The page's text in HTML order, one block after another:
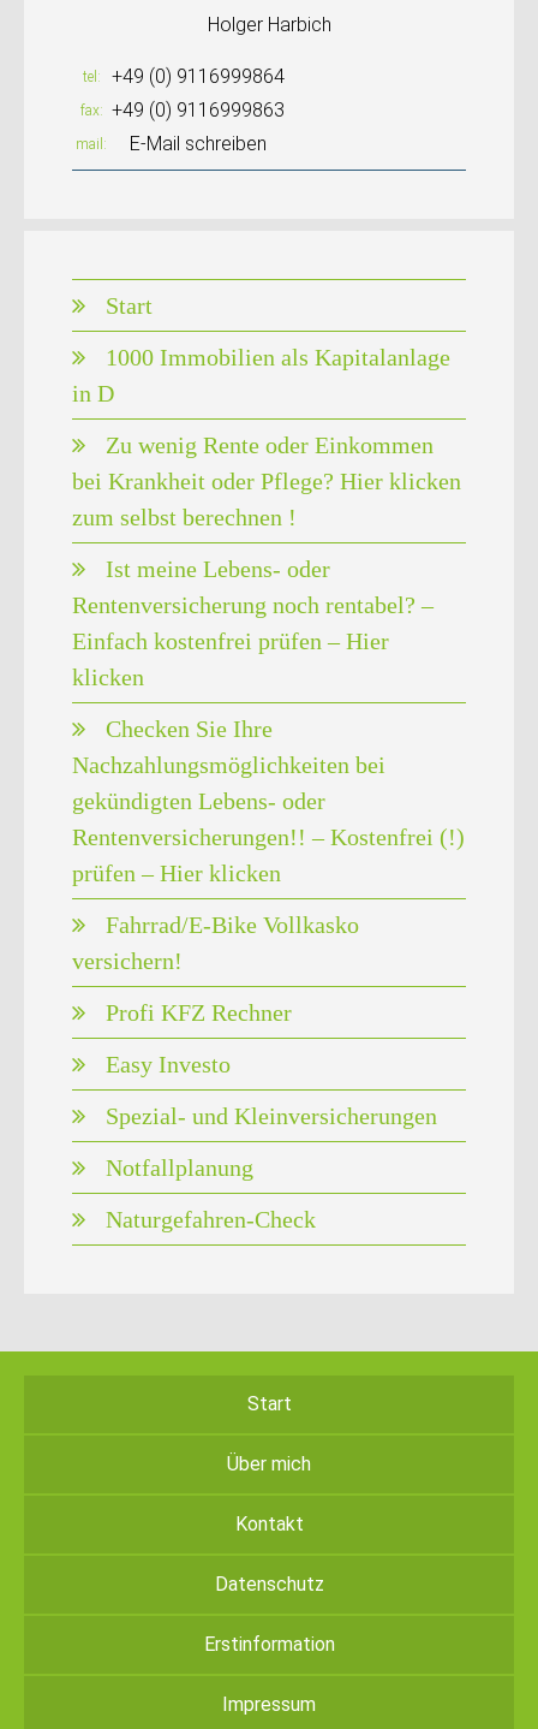
Holger Harbich
tel +49 (0) 9116999864
fax +49 (0) 9116999863
mail E-Mail schreiben
Start
1000 Immobilien als Kapitalanlage
in D
Zu wenig Rente oder Einkommen
bei Krankheit oder Pflege? Hier klicken
zum selbst berechnen !
Ist meine Lebens- oder
Rentenversicherung noch rentabel? –
Einfach kostenfrei prüfen – Hier
klicken
Checken Sie Ihre
Nachzahlungsmöglichkeiten bei
gekündigten Lebens- oder
Rentenversicherungen!! – Kostenfrei (!)
prüfen – Hier klicken
Fahrrad/E-Bike Vollkasko
versichern!
Profi KFZ Rechner
Easy Investo
Spezial- und Kleinversicherungen
Notfallplanung
Naturgefahren-Check
Start
Über mich
Kontakt
Datenschutz
Erstinformation
Impressum